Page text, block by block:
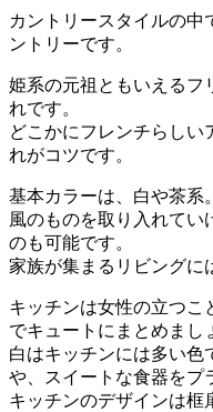
カントリースタイルの中
ントリーです。
姫系の元祖ともいえるフ
れです。
どこかにフレンチらしい
れがコツです。
基本カラーは、白や茶系
風のものを取り入れてい
のも可能です。
家族が集まるリビングに
キッチンは女性の立つこ
でキュートにまとめまし
白はキッチンには多い色
や、スイートな食器をプ
キッチンのデザインは框